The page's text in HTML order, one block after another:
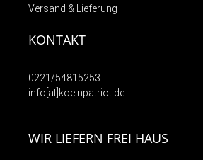
Versand & Lieferung
KONTAKT
0221/54815253
info[at]koelnpatriot.de
WIR LIEFERN FREI HAUS